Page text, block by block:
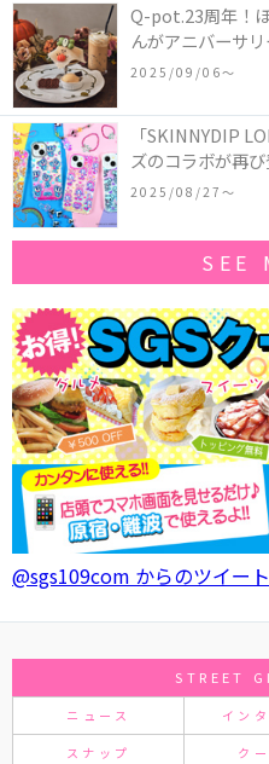
Q-pot.23周年！
んがアニバーサ
ーキアクセサリ
「かぼちゃのオ
2025/09/06〜
「SKINNYDIP
ズのコラボが再
作コレクションを
2025/08/27〜
SEE
@sgs109com からのツイート
STREET
ニュース イン
スナップ ク